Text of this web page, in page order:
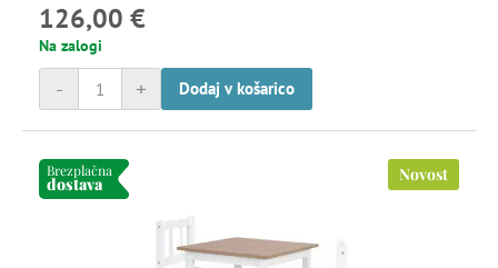
126,00 €
Na zalogi
+
- Dodaj v košarico
Brezplačna
dostava Novost